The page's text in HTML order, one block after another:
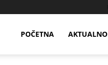
POČETNA AKTUALNO